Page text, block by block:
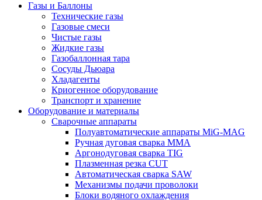
Газы и Баллоны
Технические газы
Газовые смеси
Чистые газы
Жидкие газы
Газобаллонная тара
Сосуды Дьюара
Хладагенты
Криогенное оборудование
Транспорт и хранение
Оборудование и материалы
Сварочные аппараты
Полуавтоматические аппараты MiG-MAG
Ручная дуговая сварка MMA
Аргонодуговая сварка TIG
Плазменная резка CUT
Автоматическая сварка SAW
Механизмы подачи проволоки
Блоки водяного охлаждения